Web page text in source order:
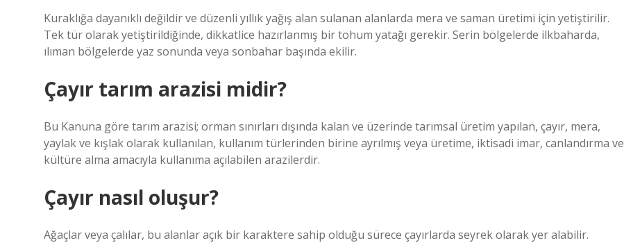
Kuraklığa dayanıklı değildir ve düzenli yıllık yağış alan sulanan alanlarda mera ve saman üretimi için yetiştirilir.
Tek tür olarak yetiştirildiğinde, dikkatlice hazırlanmış bir tohum yatağı gerekir. Serin bölgelerde ilkbaharda,
ılıman bölgelerde yaz sonunda veya sonbahar başında ekilir.
Çayır tarım arazisi midir?
Bu Kanuna göre tarım arazisi; orman sınırları dışında kalan ve üzerinde tarımsal üretim yapılan, çayır, mera,
yaylak ve kışlak olarak kullanılan, kullanım türlerinden birine ayrılmış veya üretime, iktisadi imar, canlandırma ve
kültüre alma amacıyla kullanıma açılabilen arazilerdir.
Çayır nasıl oluşur?
Ağaçlar veya çalılar, bu alanlar açık bir karaktere sahip olduğu sürece çayırlarda seyrek olarak yer alabilir.